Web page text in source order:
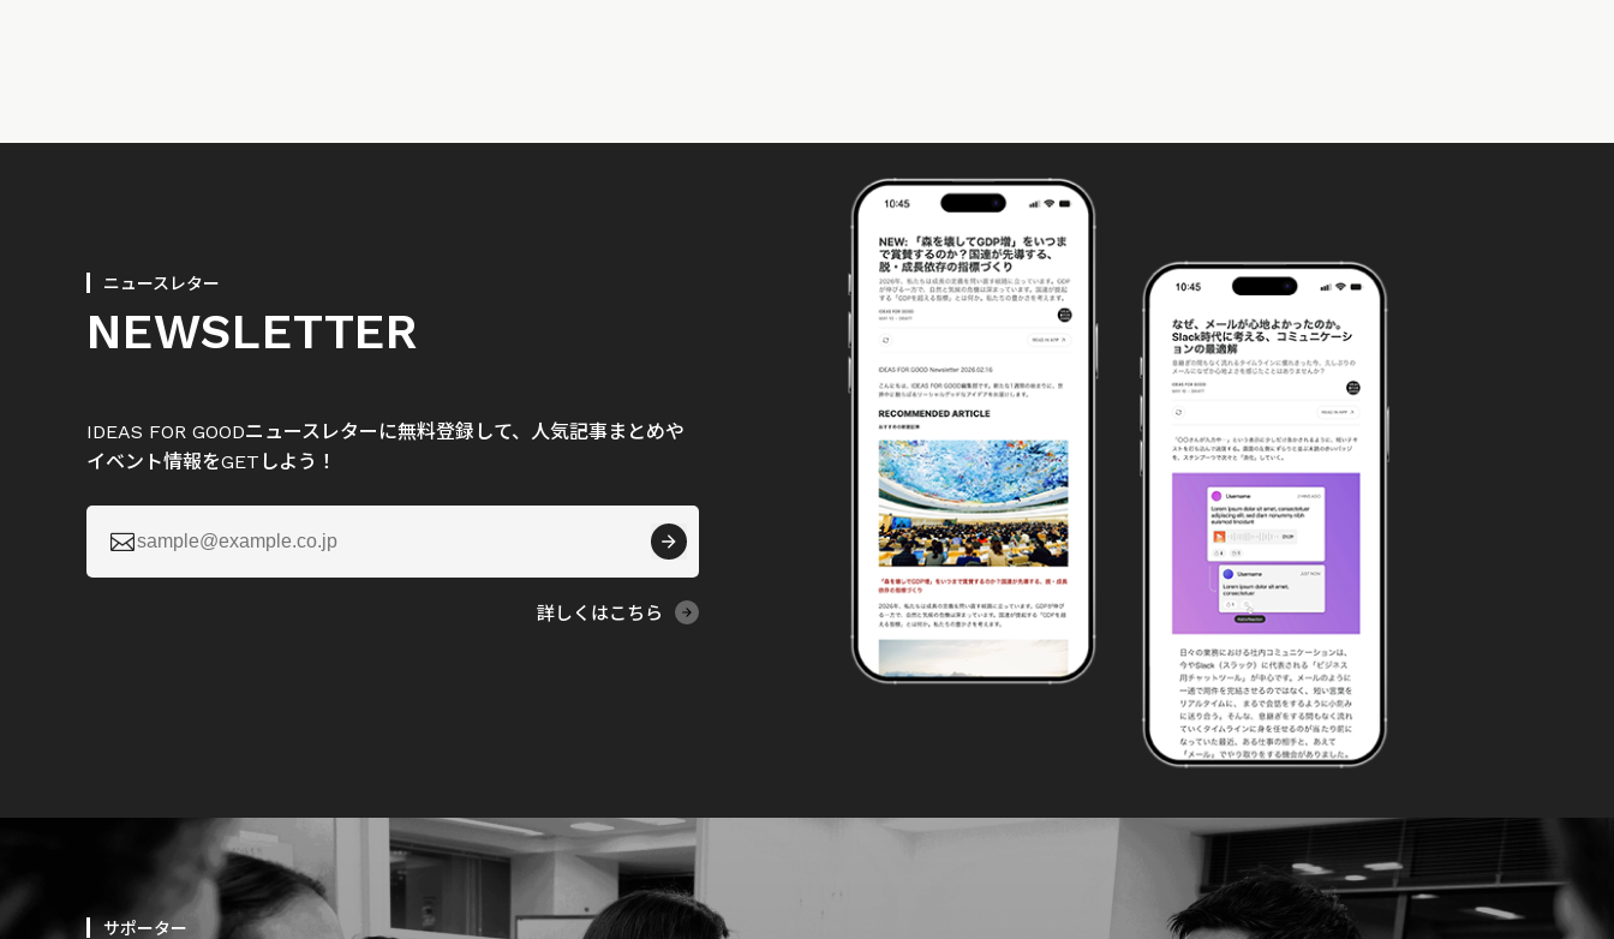
ニュースレター
NEWSLETTER
IDEAS FOR GOODニュースレターに無料登録して、人気記事まとめや
イベント情報をGETしよう！

詳しくはこちら
サポーター